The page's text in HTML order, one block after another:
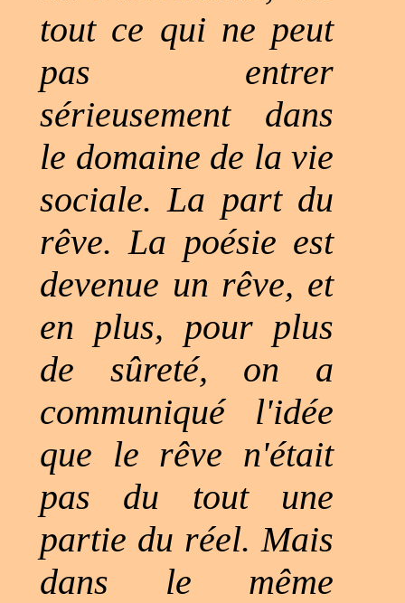
tout ce qui ne peut
pas entrer
sérieusement dans
le domaine de la vie
sociale. La part du
rêve. La poésie est
devenue un rêve, et
en plus, pour plus
de sûreté, on a
communiqué l'idée
que le rêve n'était
pas du tout une
partie du réel. Mais
dans le même